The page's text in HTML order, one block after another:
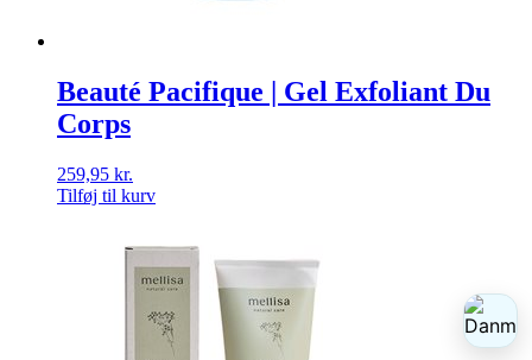
Beauté Pacifique | Gel Exfoliant Du
Corps
259,95 kr.
Tilføj til kurv